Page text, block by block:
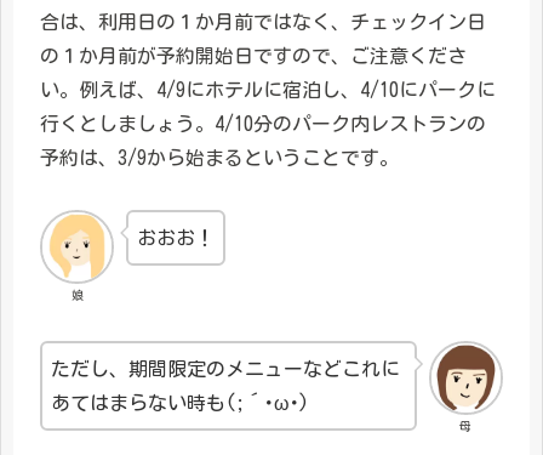
合は、利用日の１か月前ではなく、チェックイン日
の１か月前が予約開始日ですので、ご注意くださ
い。例えば、4/9にホテルに宿泊し、4/10にパークに
行くとしましょう。4/10分のパーク内レストランの
予約は、3/9から始まるということです。
娘
おおお！
母
ただし、期間限定のメニューなどこれに
あてはまらない時も(;´･ω･)